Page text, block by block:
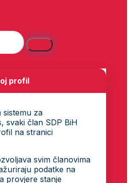
profil
sistemu za
svaki član SDP BiH
na stranici
svim članovima
podatke na
provjere stanje